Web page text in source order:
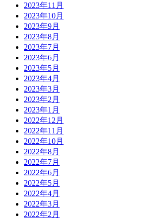
2023年11月
2023年10月
2023年9月
2023年8月
2023年7月
2023年6月
2023年5月
2023年4月
2023年3月
2023年2月
2023年1月
2022年12月
2022年11月
2022年10月
2022年8月
2022年7月
2022年6月
2022年5月
2022年4月
2022年3月
2022年2月